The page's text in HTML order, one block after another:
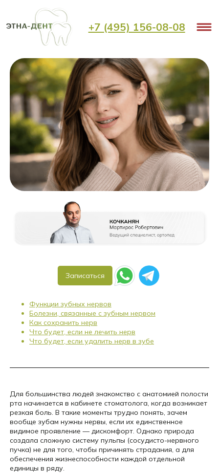
+7 (495) 156-08-08
Зачем зубам нужны нервы
< Назад
Записаться
Функции зубных нервов
Болезни, связанные с зубным нервом
Как сохранить нерв
Что будет, если не лечить нерв
Что будет, если удалить нерв в зубе
Для большинства людей знакомство с анатомией полости
рта начинается в кабинете стоматолога, когда возникает
резкая боль. В такие моменты трудно понять, зачем
вообще зубам нужны нервы, если их единственное
видимое проявление — дискомфорт. Однако природа
создала сложную систему пульпы (сосудисто-нервного
пучка) не для того, чтобы причинять страдания, а для
обеспечения жизнеспособности каждой отдельной
единицы в ряду.